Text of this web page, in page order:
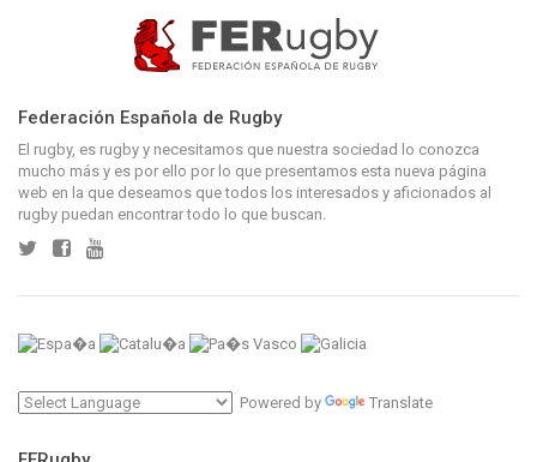
Federación Española de Rugby
El rugby, es rugby y necesitamos que nuestra sociedad lo conozca
mucho más y es por ello por lo que presentamos esta nueva página
web en la que deseamos que todos los interesados y aficionados al
rugby puedan encontrar todo lo que buscan.
Powered by Translate